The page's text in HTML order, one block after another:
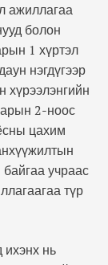
ажиллагаа
болон
1 хүртэл
нэгдүгээр
2-ноос
цахим
учраас
түр
ихэнх нь